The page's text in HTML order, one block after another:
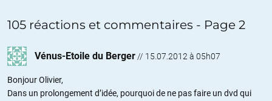
105 réactions et commentaires - Page 2
Vénus-Etoile du Berger// 15.07.2012 à 05h07
Bonjour Olivier,
Dans un prolongement d’idée, pourquoi de ne pas faire un dvd qui